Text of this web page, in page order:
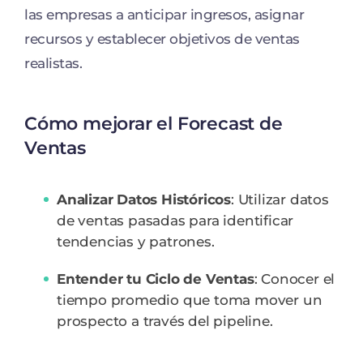
las empresas a anticipar ingresos, asignar
recursos y establecer objetivos de ventas
realistas.
Cómo mejorar el Forecast de
Ventas
Analizar Datos Históricos: Utilizar datos
de ventas pasadas para identificar
tendencias y patrones.
Entender tu Ciclo de Ventas: Conocer el
tiempo promedio que toma mover un
prospecto a través del pipeline.